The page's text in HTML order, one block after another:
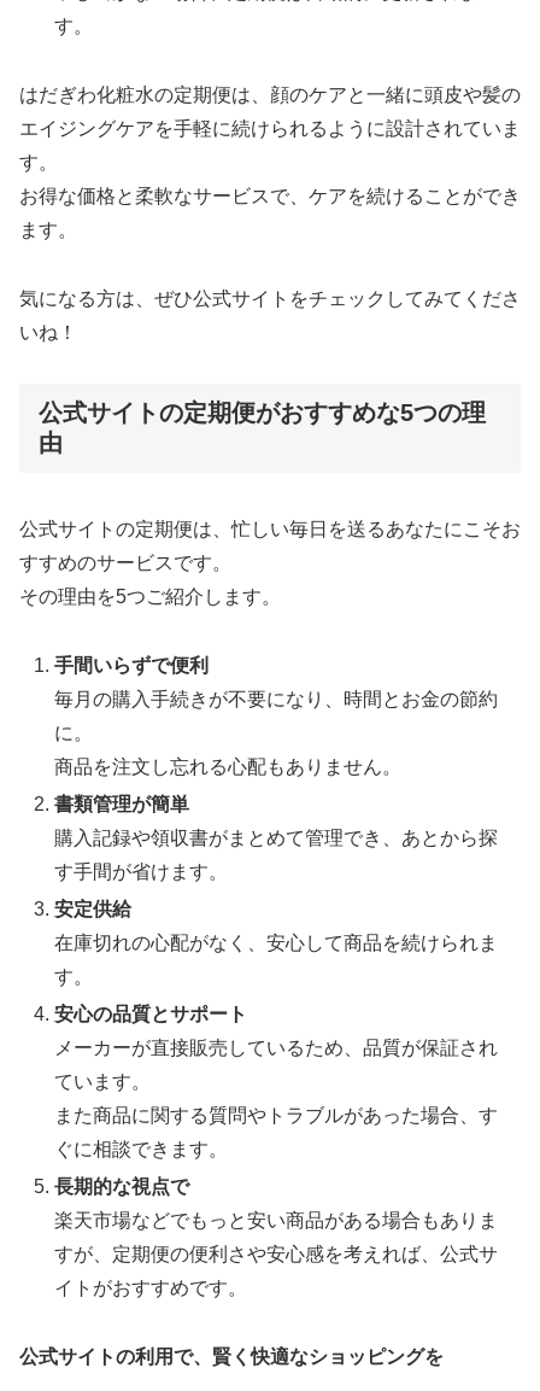
す。
はだぎわ化粧水の定期便は、顔のケアと一緒に頭皮や髪の
エイジングケアを手軽に続けられるように設計されていま
す。
お得な価格と柔軟なサービスで、ケアを続けることができ
ます。
気になる方は、ぜひ公式サイトをチェックしてみてくださ
いね！
公式サイトの定期便がおすすめな5つの理
由
公式サイトの定期便は、忙しい毎日を送るあなたにこそお
すすめのサービスです。
その理由を5つご紹介します。
手間いらずで便利
毎月の購入手続きが不要になり、時間とお金の節約
に。
商品を注文し忘れる心配もありません。
書類管理が簡単
購入記録や領収書がまとめて管理でき、あとから探
す手間が省けます。
安定供給
在庫切れの心配がなく、安心して商品を続けられま
す。
安心の品質とサポート
メーカーが直接販売しているため、品質が保証され
ています。
また商品に関する質問やトラブルがあった場合、す
ぐに相談できます。
長期的な視点で
楽天市場などでもっと安い商品がある場合もありま
すが、定期便の便利さや安心感を考えれば、公式サ
イトがおすすめです。
公式サイトの利用で、賢く快適なショッピングを